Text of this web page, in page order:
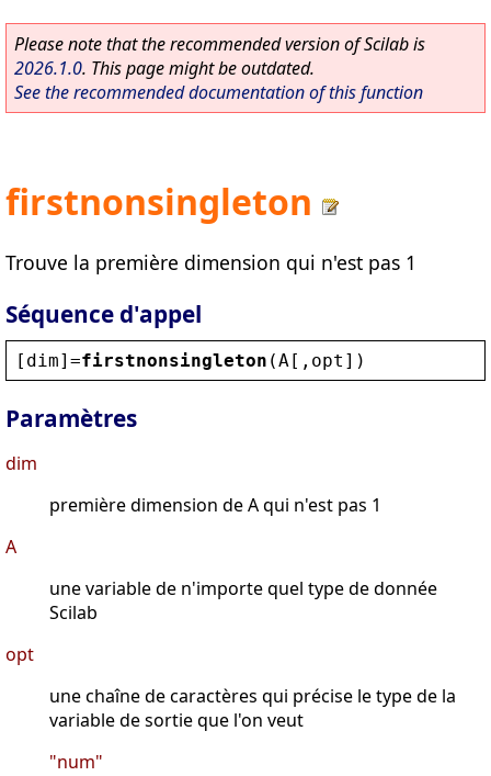
Please note that the recommended version of Scilab is
2026.1.0. This page might be outdated.
See the recommended documentation of this function
firstnonsingleton
Trouve la première dimension qui n'est pas 1
Séquence d'appel
[ dim]=firstnonsingleton (A [, opt ])
Paramètres
dim
première dimension de A qui n'est pas 1
A
une variable de n'importe quel type de donnée
Scilab
opt
une chaîne de caractères qui précise le type de la
variable de sortie que l'on veut
"num"